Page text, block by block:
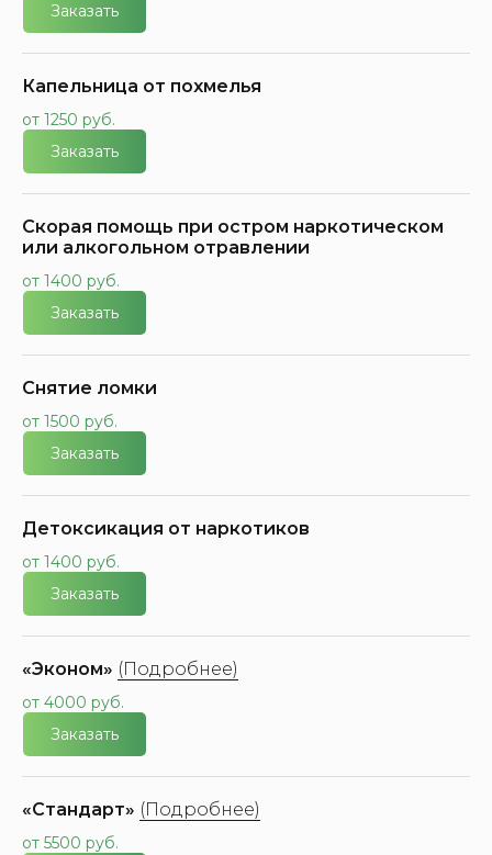
Заказать
Капельница от похмелья
от 1250 руб.
Заказать
Скорая помощь при остром наркотическом
или алкогольном отравлении
от 1400 руб.
Заказать
Снятие ломки
от 1500 руб.
Заказать
Детоксикация от наркотиков
от 1400 руб.
Заказать
«Эконом» (Подробнее)
от 4000 руб.
Заказать
«Стандарт» (Подробнее)
от 5500 руб.